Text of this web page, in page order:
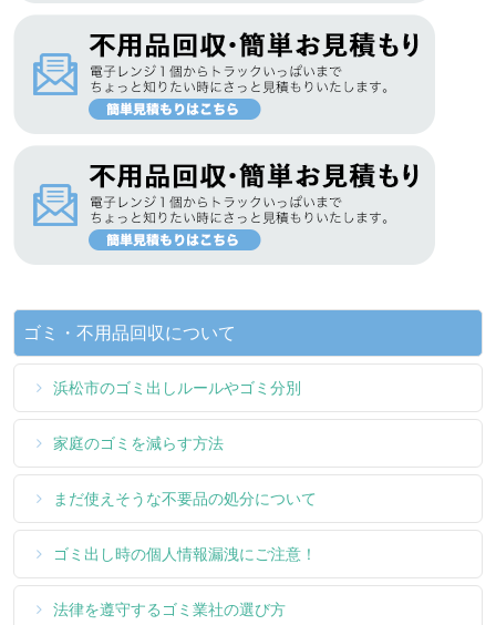
ゴミ・不用品回収について
浜松市のゴミ出しルールやゴミ分別
家庭のゴミを減らす方法
まだ使えそうな不要品の処分について
ゴミ出し時の個人情報漏洩にご注意！
法律を遵守するゴミ業社の選び方